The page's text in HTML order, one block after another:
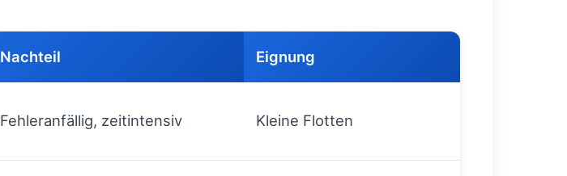
Nachteil Eignung
Fehleranfällig, zeitintensiv Kleine Flotten